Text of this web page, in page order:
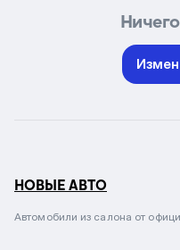
НОВЫЕ АВТО
Автомобили из салона от